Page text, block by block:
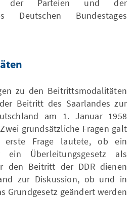
der Parteien und der
Deutschen Bundestages
zu den Beitrittsmodalitäten
Beitritt des Saarlandes zur
am 1. Januar 1958
grundsätzliche Fragen galt
Frage lautete, ob ein
ein Überleitungsgesetz als
den Beitritt der DDR dienen
zur Diskussion, ob und in
Grundgesetz geändert werden